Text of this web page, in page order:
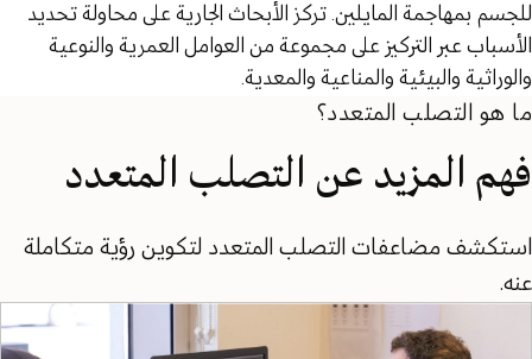
للجسم بمهاجمة المايلين. تركز الأبحاث الجارية على محاولة تحديد
الأسباب عبر التركيز على مجموعة من العوامل العمرية والنوعية
والوراثية والبيئية والمناعية والمعدية.
ما هو التصلب المتعدد؟
فهم المزيد عن التصلب المتعدد
استكشف مضاعفات التصلب المتعدد لتكوين رؤية متكاملة
عنه.